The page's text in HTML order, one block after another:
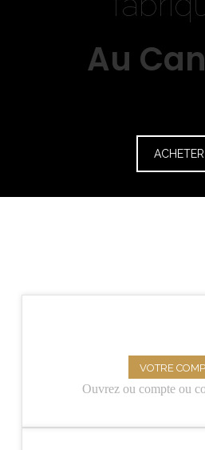
Au
ACHETER
VOTRE
Ouvrez ou compte ou